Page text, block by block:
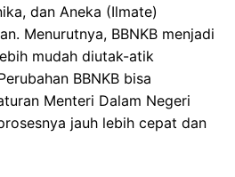
dan Aneka (Ilmate)
Menurutnya, BBNKB menjadi
mudah diutak-atik
BBNKB bisa
Menteri Dalam Negeri
jauh lebih cepat dan